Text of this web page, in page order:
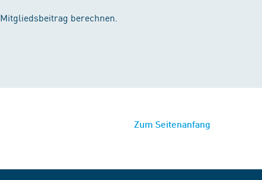
Mitgliedsbeitrag berechnen.
Zum Seitenanfang